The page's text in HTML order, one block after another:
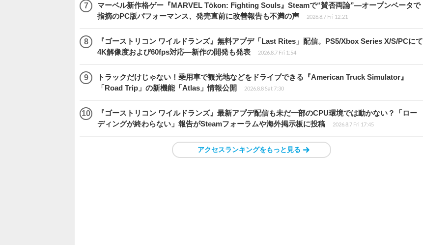
マーベル新作格ゲー『MARVEL Tōkon: Fighting Souls』Steamで“賛否両論”―オープンベータで
指摘のPC版パフォーマンス、発売直前に改善報告も不満の声
2026.8.7 Fri 12:21
『ゴーストリコン ワイルドランズ』無料アプデ「Last Rites」配信。PS5/Xbox Series X/S/PCにて
4K解像度および60fps対応―新作の開発も発表
2026.8.7 Fri 1:54
トラックだけじゃない！乗用車で観光地などをドライブできる『American Truck Simulator』
「Road Trip」の新機能「Atlas」情報公開
2026.8.8 Sat 7:30
『ゴーストリコン ワイルドランズ』最新アプデ配信も未だ一部のCPU環境では動かない？「ロー
ディングが終わらない」報告がSteamフォーラムや海外掲示板に投稿
2026.8.7 Fri 17:45
アクセスランキングをもっと見る